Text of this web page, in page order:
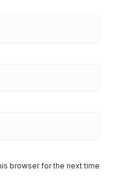
browser for the next time